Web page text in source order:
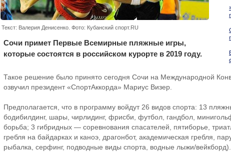
Текст: Валерия Денисенко. Фото: Кубанский спорт.RU
Сочи примет Первые Всемирные пляжные игры,
которые состоятся в российском курорте в 2019 году.
Такое решение было принято сегодня Сочи на Международной
озвучил президент «СпортАккорда» Мариус Визер.
Предполагается, что в программу войдут 26 видов спорта: 13
бодибилдинг, шары, чирлидинг, фрисби, футбол, гандбол,
борьба; 3 гибридных — соревнования спасателей, пятиборье,
гребля на байдарках и каноэ, драгонбот, академическая гребля,
рыбалка, серфинг, подводные виды спорта, водные лыжи/вейкборд).